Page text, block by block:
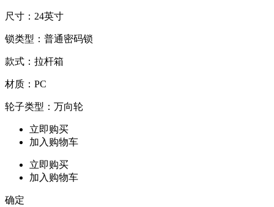
尺寸：24英寸
锁类型：普通密码锁
款式：拉杆箱
材质：PC
轮子类型：万向轮
立即购买
加入购物车
立即购买
加入购物车
确定